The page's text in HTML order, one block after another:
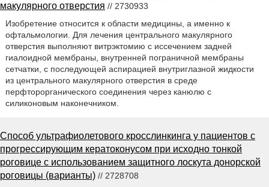
макулярного отверстия // 2730933
Изобретение относится к области медицины, а именно к
офтальмологии. Для лечения центрального макулярного
отверстия выполняют витрэктомию с иссечением задней
гиалоидной мембраны, внутренней пограничной мембраны
сетчатки, с последующей аспирацией внутриглазной жидкости
из центрального макулярного отверстия в среде
перфторорганического соединения через канюлю с
силиконовым наконечником.
Способ ультрафиолетового кросслинкинга у пациентов с
прогрессирующим кератоконусом при исходно тонкой
роговице с использованием защитного лоскута донорской
роговицы (варианты) // 2728708